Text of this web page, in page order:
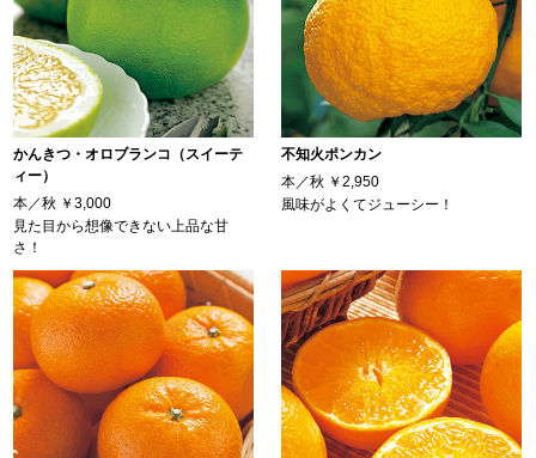
かんきつ・オロブランコ（スイーテ
ィー）
本／秋 ￥3,000
見た目から想像できない上品な甘
さ！
不知火ポンカン
本／秋 ￥2,950
風味がよくてジューシー！